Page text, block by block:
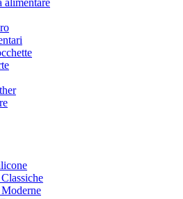
alimentare